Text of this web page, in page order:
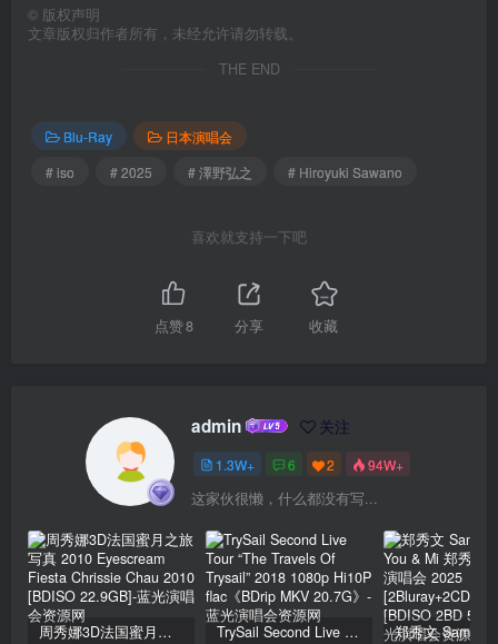
© 版权声明
文章版权归作者所有，未经允许请勿转载。
THE END
Blu-Ray
日本演唱会
# iso
# 2025 # 澤野弘之 # Hiroyuki Sawano
喜欢就支持一下吧
点赞8 分享 收藏
admin 关注
1.3W+ 6 2 94W+
这家伙很懒，什么都没有写...
周秀娜3D法国蜜月之旅写真 2010 Eyescream Fiesta Chrissie Chau 2010 [BDISO 22.9GB] TrySail Second Live Tour “The Travels Of Trysail” 2018 1080p Hi10P flac《BDrip MKV 20.7G》